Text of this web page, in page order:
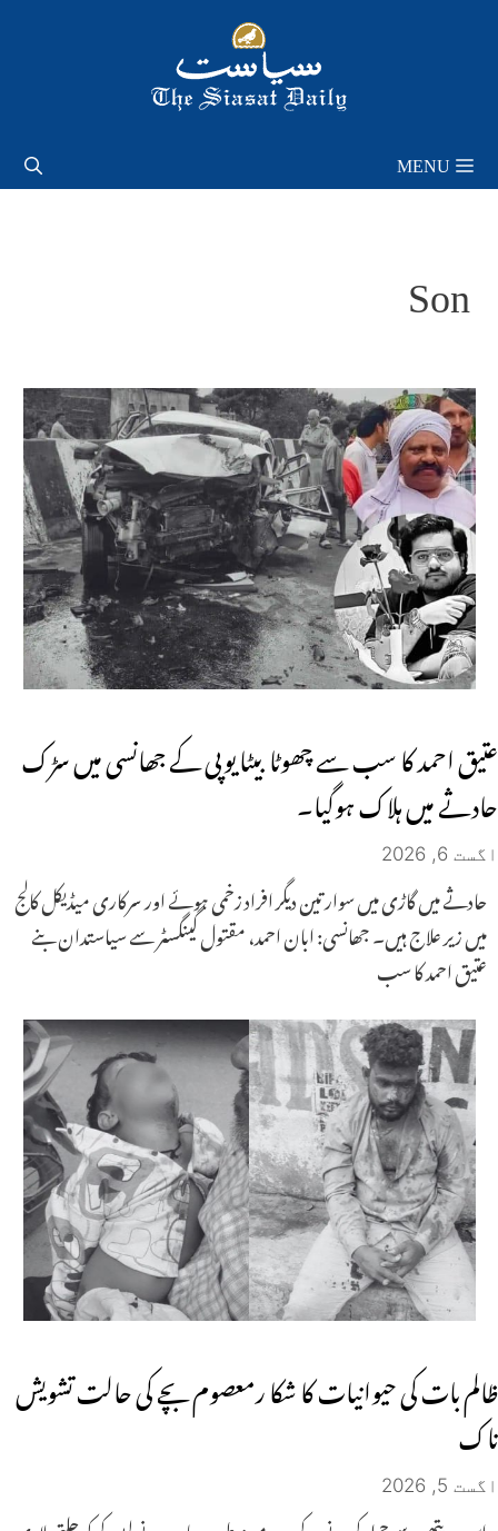
MENU
Son
عتیق احمد کا سب سے چھوٹا بیٹا یوپی کے جھانسی میں سڑک
حادثے میں ہلاک ہوگیا۔
اگست 6, 2026
حادثے میں گاڑی میں سوار تین دیگر افراد زخمی ہوئے اور سرکاری میڈیکل کالج
میں زیر علاج ہیں۔ جھانسی: ابان احمد، مقتول گینگسٹر سے سیاستدان بنے
عتیق احمد کا سب
ظالم بات کی حیوانیات کا شکا رمعصوم بچے کی حالت تشویش
ناک
اگست 5, 2026